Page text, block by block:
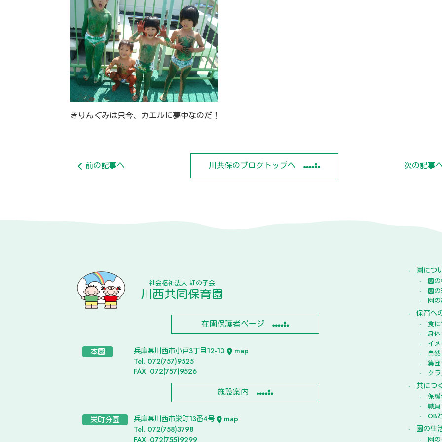
きりんぐみは只今、カエルに夢中なのだ！
前の記事へ 川共保のブログトップへ 次の記事
社会福祉法人 虹の子会
川西共同保育園
在園保護者ページ
本園 兵庫県川西市小戸3丁目12-10
map
Tel. 072(757)9525
FAX. 072(757)9526
施設案内
栄町分園 兵庫県川西市栄町13番4号
map
Tel. 072(758)3798
FAX. 072(755)9299
園につ
園
園
園
保育へ
食
身
イ
自
集
ク
共につ
保
職
OB
園の生
園